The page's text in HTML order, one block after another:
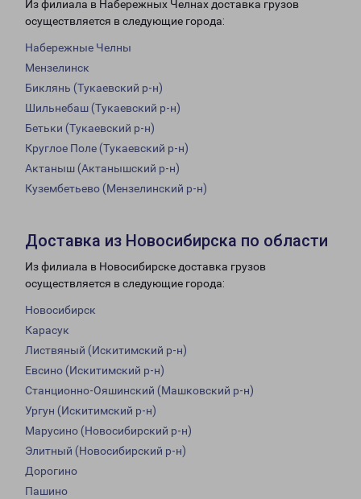
Из филиала в Набережных Челнах доставка грузов
осуществляется в следующие города:
Набережные Челны
Мензелинск
Биклянь (Тукаевский р-н)
Шильнебаш (Тукаевский р-н)
Бетьки (Тукаевский р-н)
Круглое Поле (Тукаевский р-н)
Актаныш (Актанышский р-н)
Кузембетьево (Мензелинский р-н)
Доставка из Новосибирска по области
Из филиала в Новосибирске доставка грузов
осуществляется в следующие города:
Новосибирск
Карасук
Листвяный (Искитимский р-н)
Евсино (Искитимский р-н)
Станционно-Ояшинский (Машковский р-н)
Ургун (Искитимский р-н)
Марусино (Новосибирский р-н)
Элитный (Новосибирский р-н)
Дорогино
Пашино